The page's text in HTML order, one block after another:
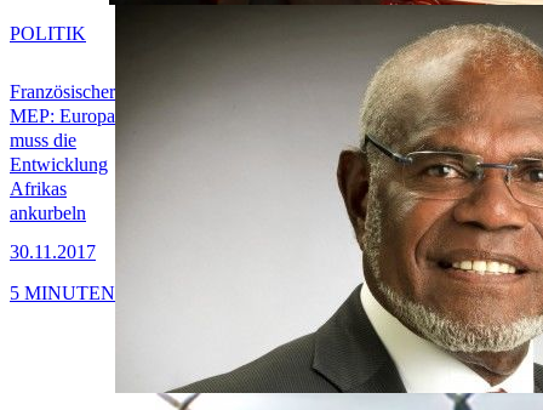
Französischer
MEP: Europa
muss die
Entwicklung
Afrikas
ankurbeln
30.11.2017
POLITIK
5 MINUTEN